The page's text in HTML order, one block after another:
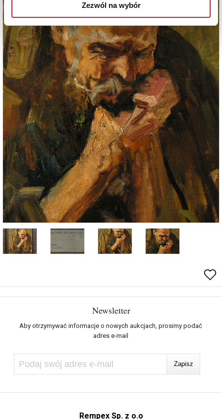
Zezwól na wybór
Newsletter
Aby otrzymywać informacje o nowych aukcjach, prosimy podać
adres e-mail
Rempex Sp. z o.o